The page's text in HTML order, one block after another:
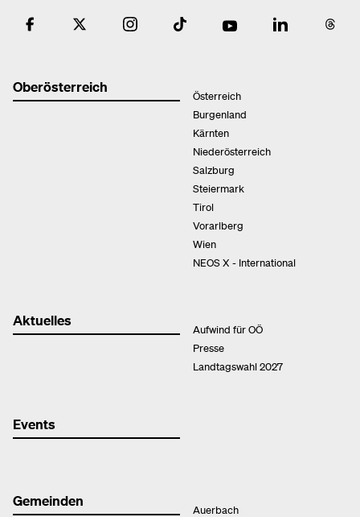
Oberösterreich
Österreich
Burgenland
Kärnten
Niederösterreich
Salzburg
Steiermark
Tirol
Vorarlberg
Wien
NEOS X - International
Aktuelles
Aufwind für OÖ
Presse
Landtagswahl 2027
Events
Gemeinden
Auerbach